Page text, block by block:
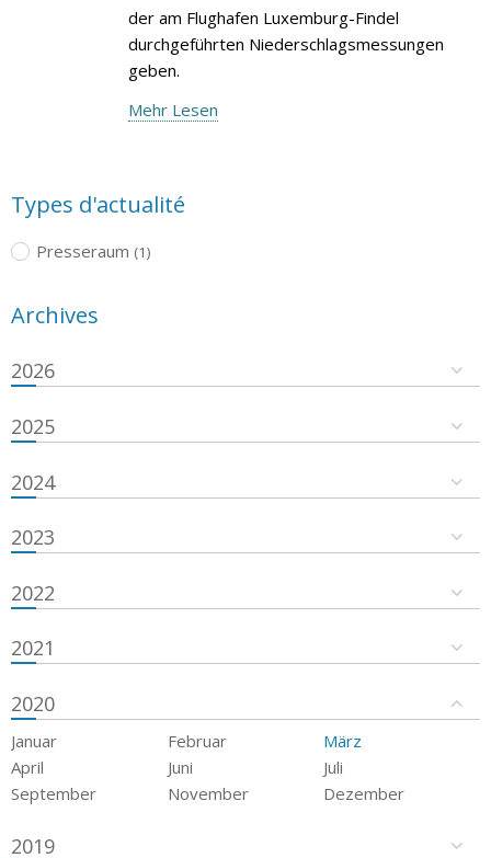
der am Flughafen Luxemburg-Findel
durchgeführten Niederschlagsmessungen
geben.
Mehr Lesen
Types d'actualité
Presseraum (1)
Archives
2026
2025
2024
2023
2022
2021
2020
Januar Februar
März
April
Juni
Juli
September
November Dezember
2019